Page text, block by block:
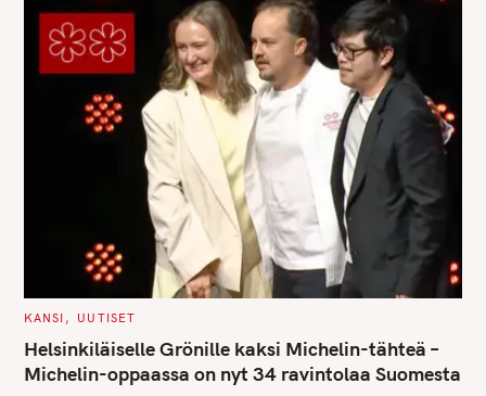
C
T
E
G
O
KANSI UUTISET
Helsinkiläiselle Grönille kaksi Michelin-tähteä –
Michelin-oppaassa on nyt 34 ravintolaa Suomesta